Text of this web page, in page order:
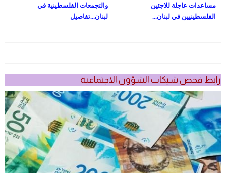
والتجمعات الفلسطينية في
لبنان...تفاصيل
مساعدات عاجلة للاجئين
الفلسطينيين في لبنان...
رابط فحص شيكات الشؤون الاجتماعية